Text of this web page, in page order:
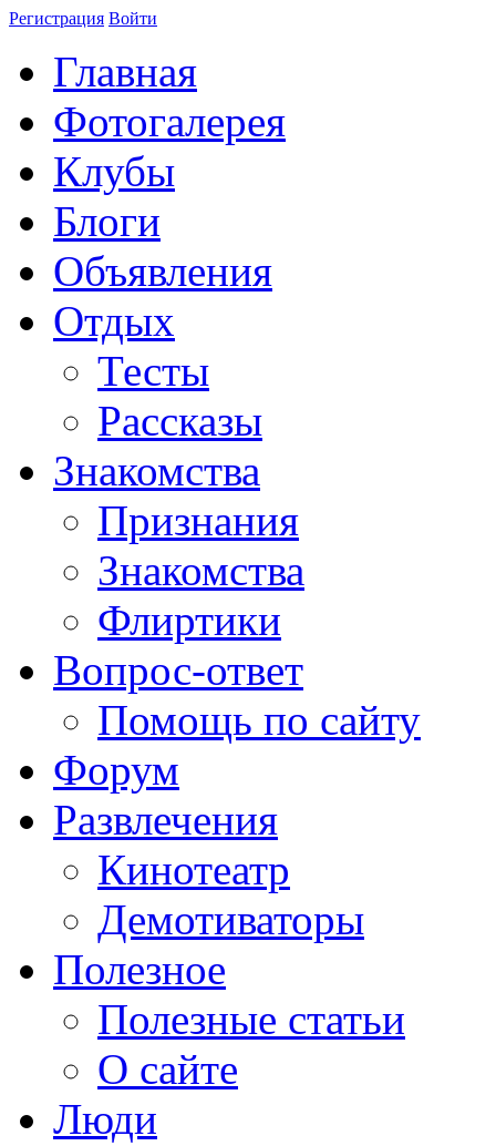
Регистрация Войти
Главная
Фотогалерея
Клубы
Блоги
Объявления
Отдых
Тесты
Рассказы
Знакомства
Признания
Знакомства
Флиртики
Вопрос-ответ
Помощь по сайту
Форум
Развлечения
Кинотеатр
Демотиваторы
Полезное
Полезные статьи
О сайте
Люди